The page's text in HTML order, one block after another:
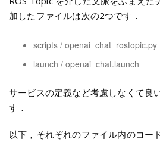
加したファイルは次の2つです．
scripts / openai_chat_rostopic.py
launch / openai_chat.launch
サービスの定義など考慮しなくて良
す．
以下，それぞれのファイル内のコー